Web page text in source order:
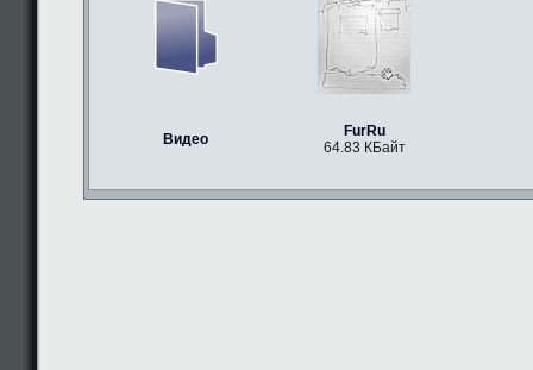
Видео
FurRu
64.83 КБайт